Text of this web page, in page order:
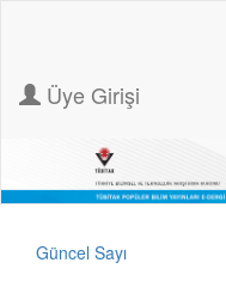
Üye Girişi
Güncel Sayı